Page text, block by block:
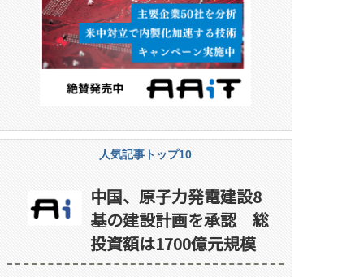
人気記事トップ10
中国、原子力発電建設8
基の建設計画を承認 総
投資額は1700億元規模